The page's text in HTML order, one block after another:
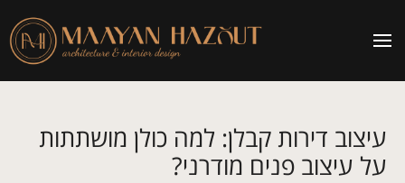
עיצוב דירות קבלן: למה כולן מושתתות
על עיצוב פנים מודרני?